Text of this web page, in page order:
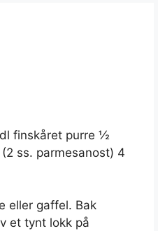
finskåret purre ½
ss. parmesanost) 4
eller gaffel. Bak
et tynt lokk på